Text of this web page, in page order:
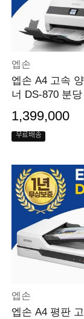
엡손
엡손 A4 고속
너 DS-870 분당
1,399,000
무료배송
엡손
엡손 A4 평판